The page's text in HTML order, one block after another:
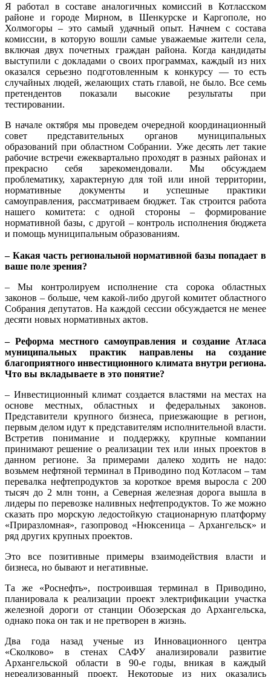
Я работал в составе аналогичных комиссий в Котласском
районе и городе Мирном, в Шенкурске и Каргополе, но
Холмогоры – это самый удачный опыт. Начнем с состава
комиссии, в которую вошли самые уважаемые жители села,
включая двух почетных граждан района. Когда кандидаты
выступили с докладами о своих программах, каждый из них
оказался серьезно подготовленным к конкурсу — то есть
случайных людей, желающих стать главой, не было. Все семь
претендентов показали высокие результаты при
тестировании.
В начале октября мы проведем очередной координационный
совет представительных органов муниципальных
образований при областном Собрании. Уже десять лет такие
рабочие встречи ежеквартально проходят в разных районах и
прекрасно себя зарекомендовали. Мы обсуждаем
проблематику, характерную для той или иной территории,
нормативные документы и успешные практики
самоуправления, рассматриваем бюджет. Так строится работа
нашего комитета: с одной стороны – формирование
нормативной базы, с другой – контроль исполнения бюджета
и помощь муниципальным образованиям.
– Какая часть региональной нормативной базы попадает в
ваше поле зрения?
– Мы контролируем исполнение ста сорока областных
законов – больше, чем какой-либо другой комитет областного
Собрания депутатов. На каждой сессии обсуждается не менее
десяти новых нормативных актов.
– Реформа местного самоуправления и создание Атласа
муниципальных практик направлены на создание
благоприятного инвестиционного климата внутри региона.
Что вы вкладываете в это понятие?
– Инвестиционный климат создается властями на местах на
основе местных, областных и федеральных законов.
Представители крупного бизнеса, приезжающие в регион,
первым делом идут к представителям исполнительной власти.
Встретив понимание и поддержку, крупные компании
принимают решение о реализации тех или иных проектов в
данном регионе. За примерами далеко ходить не надо:
возьмем нефтяной терминал в Приводино под Котласом – там
перевалка нефтепродуктов за короткое время выросла с 200
тысяч до 2 млн тонн, а Северная железная дорога вышла в
лидеры по перевозке наливных нефтепродуктов. То же можно
сказать про морскую ледостойкую стационарную платформу
«Приразломная», газопровод «Нюксеница – Архангельск» и
ряд других крупных проектов.
Это все позитивные примеры взаимодействия власти и
бизнеса, но бывают и негативные.
Та же «Роснефть», построившая терминал в Приводино,
планировала к реализации проект электрификации участка
железной дороги от станции Обозерская до Архангельска,
однако пока он так и не претворен в жизнь.
Два года назад ученые из Инновационного центра
«Сколково» в стенах САФУ анализировали развитие
Архангельской области в 90-е годы, вникая в каждый
нереализованный проект. Некоторые из них оказались